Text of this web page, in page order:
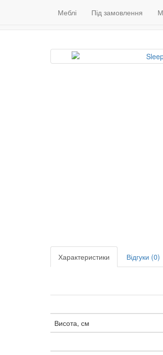
(098)
Меблі Під замовлення
Характеристики Відгуки (0)
Висота, см